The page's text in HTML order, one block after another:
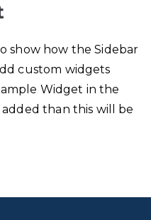
show how the Sidebar
custom widgets
Widget in the
than this will be